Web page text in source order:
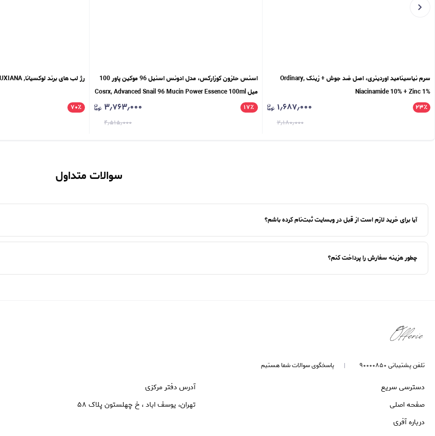
سرم نیاسینامید اوردینری، اصل ضد جوش + زینک Ordinary,
Niacinamide 10% + Zinc 1%
۲۳٪ ۱٫۶۸۷٫۰۰۰
۲٫۱۸۰٫۰۰۰
اسنس حلزون کوزارکس، مدل ادونس اسنیل 96 موکین پاور 100
میل Cosrx, Advanced Snail 96 Mucin Power Essence 100ml
۱۷٪ ۳٫۷۶۳٫۰۰۰
۴٫۵۱۵٫۰۰۰
رژ لب های برند لوکسیانا, matte lipstick LUXIANA
۷۰٪
سوالات متداول
آیا برای خرید لازم است از قبل در وبسایت ثبت‌نام کرده باشم؟
چطور هزینه سفارش را پرداخت کنم؟
تلفن پشتیبانی ۹۰۰۰۰۸۵۰ پاسخگوی سوالات شما هستیم
دسترسی سریع
صفحه اصلی
درباره آفری
آدرس دفتر مرکزی
تهران، یوسف اباد ، خ چهلستون پلاک ۵۸